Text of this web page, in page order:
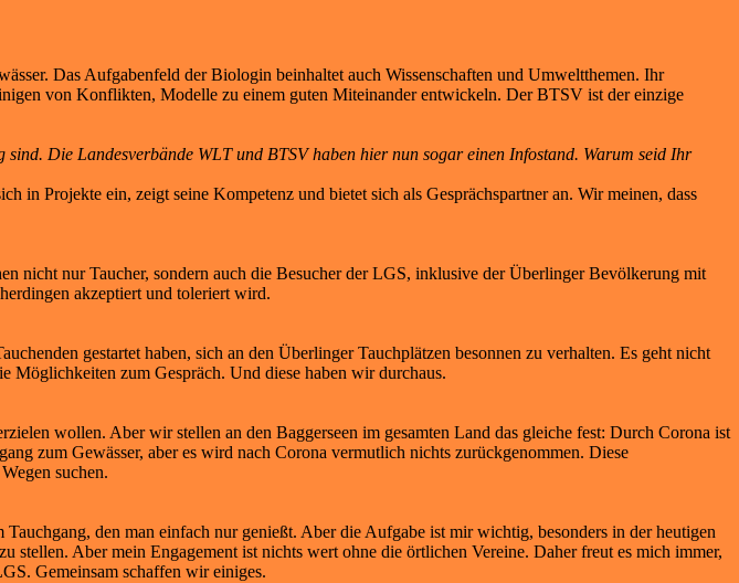
Das Aufgabenfeld der Biologin beinhaltet auch Wissenschaften und Umweltthemen. Ihr
von Konflikten, Modelle zu einem guten Miteinander entwickeln. Der BTSV ist der einzige
Die Landesverbände WLT und BTSV haben hier nun sogar einen Infostand. Warum seid Ihr
in Projekte ein, zeigt seine Kompetenz und bietet sich als Gesprächspartner an. Wir meinen, dass
nicht nur Taucher, sondern auch die Besucher der LGS, inklusive der Überlinger Bevölkerung mit
akzeptiert und toleriert wird.
gestartet haben, sich an den Überlinger Tauchplätzen besonnen zu verhalten. Es geht nicht
Möglichkeiten zum Gespräch. Und diese haben wir durchaus.
wollen. Aber wir stellen an den Baggerseen im gesamten Land das gleiche fest: Durch Corona ist
zum Gewässer, aber es wird nach Corona vermutlich nichts zurückgenommen. Diese
suchen.
den man einfach nur genießt. Aber die Aufgabe ist mir wichtig, besonders in der heutigen
stellen. Aber mein Engagement ist nichts wert ohne die örtlichen Vereine. Daher freut es mich immer,
Gemeinsam schaffen wir einiges.